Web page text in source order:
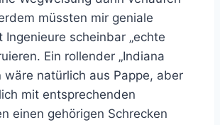
müssten mir geniale
Ingenieure scheinbar „echte
Ein rollender „Indiana
wäre natürlich aus Pappe, aber
mit entsprechenden
einen gehörigen Schrecken